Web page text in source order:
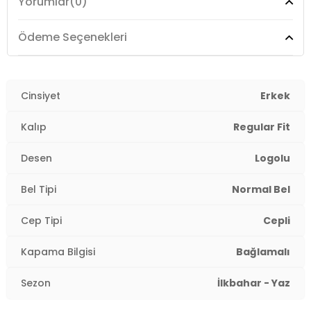
Üretim Yeri :Türkiye
Ödeme Seçenekleri
Cinsiyet Erkek
Kalıp Regular Fit
Desen Logolu
Bel Tipi Normal Bel
Cep Tipi Cepli
Kapama Bilgisi Bağlamalı
Sezon İlkbahar - Yaz